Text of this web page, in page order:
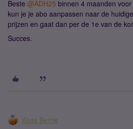
Beste ​ @ADH25 binnen 4 maanden
kun je je abo aanpassen naar de
prijzen en gaat dan per de 1e van de
Succes.
Kaas Berrie